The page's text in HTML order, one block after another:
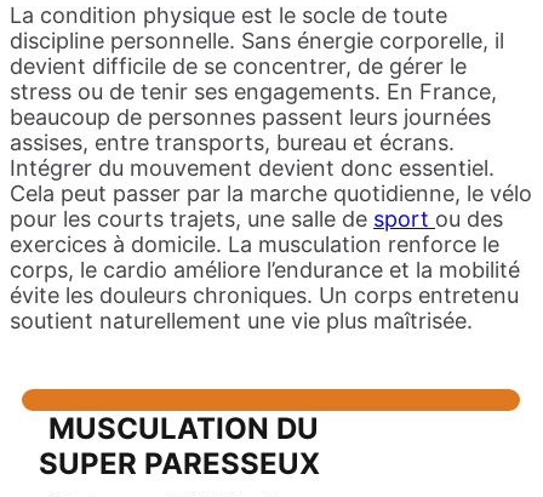
La condition physique est le socle de toute
discipline personnelle. Sans énergie corporelle, il
devient difficile de se concentrer, de gérer le
stress ou de tenir ses engagements. En France,
beaucoup de personnes passent leurs journées
assises, entre transports, bureau et écrans.
Intégrer du mouvement devient donc essentiel.
Cela peut passer par la marche quotidienne, le vélo
pour les courts trajets, une salle de sport ou des
exercices à domicile. La musculation renforce le
corps, le cardio améliore l’endurance et la mobilité
évite les douleurs chroniques. Un corps entretenu
soutient naturellement une vie plus maîtrisée.
MUSCULATION DU
SUPER PARESSEUX